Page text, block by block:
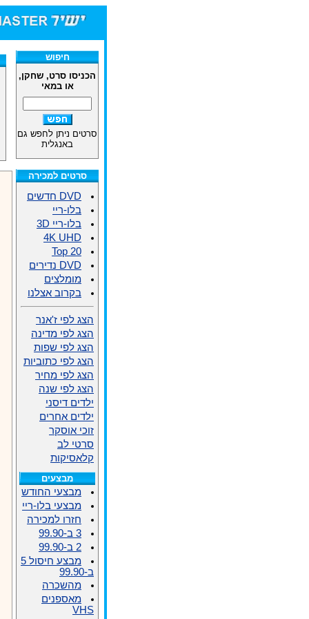
חיפוש
הכניסו סרט, שחקן,
או במאי
סרטים ניתן לחפש גם
באנגלית
סרטים למכירה
DVD חדשים
בלו-ריי
בלו-ריי 3D
4K UHD
Top 20
DVD נדירים
מומלצים
בקרוב אצלנו
הצג לפי ז'אנר
הצג לפי מדינה
הצג לפי שפות
הצג לפי כתוביות
הצג לפי מחיר
הצג לפי שנה
ילדים דיסני
ילדים אחרים
זוכי אוסקר
סרטי לב
קלאסיקות
מבצעים
מבצעי החודש
מבצעי בלו-ריי
חזרו למכירה
3 ב-99.90
2 ב-99.90
מבצע חיסול 5
ב-99.90
מהשכרה
מאספנים
VHS